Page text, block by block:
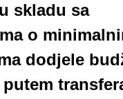
skladu sa
o
dodjele